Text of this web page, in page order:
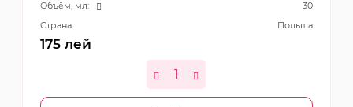
Объём, мл:
30
Страна:
Польша
175 лей